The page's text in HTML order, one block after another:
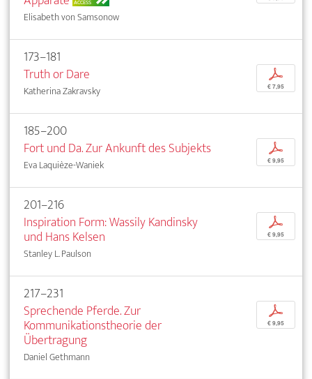
ACCESS
Elisabeth von Samsonow
173–181
Truth or Dare
Katherina Zakravsky
p
€ 7,95
185–200
Fort und Da. Zur Ankunft des Subjekts
Eva Laquièze-Waniek
p
€ 9,95
201–216
Inspiration Form: Wassily Kandinsky
und Hans Kelsen
Stanley L. Paulson
p
€ 9,95
217–231
Sprechende Pferde. Zur
Kommunikationstheorie der
Übertragung
Daniel Gethmann
p
€ 9,95